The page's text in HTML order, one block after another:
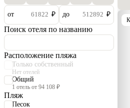
от ₽ до ₽
Поиск отеля по названию
Расположение пляжа
Только собственный
Нет отелей
Общий
1 отель от 94 108 ₽
Пляж
Песок